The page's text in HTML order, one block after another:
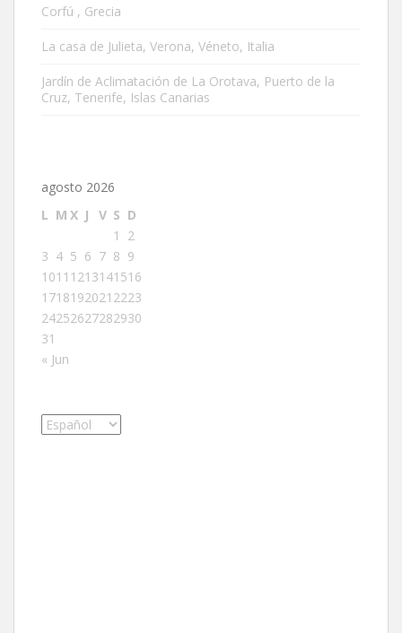
Corfú , Grecia
La casa de Julieta, Verona, Véneto, Italia
Jardín de Aclimatación de La Orotava, Puerto de la
Cruz, Tenerife, Islas Canarias
agosto 2026
L M X J V S D
1
2
3 4 5 6 7 8 9
1011 1213141516
1718192021 2223
24252627282930
31
« Jun
Elegir